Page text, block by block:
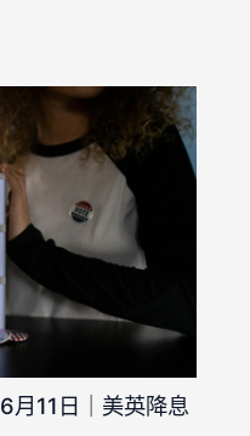
月11日｜美英降息